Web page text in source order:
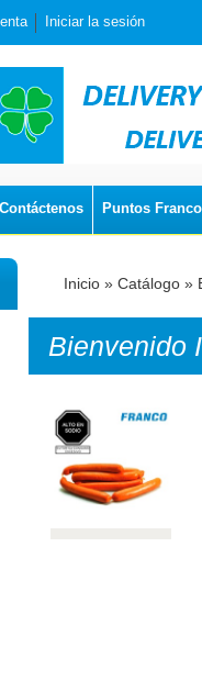
Iniciar la sesión
Contáctenos Puntos Franco
Inicio » Catálogo »
Bienvenido